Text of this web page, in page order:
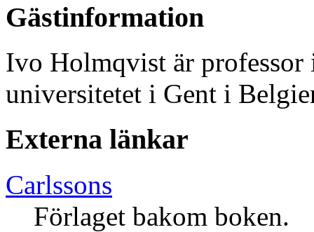
Gästinformation
Ivo Holmqvist är
universitetet i Gent i
Externa länkar
Carlssons
Förlaget bakom boken.